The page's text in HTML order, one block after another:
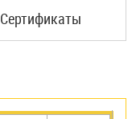
Сертификаты